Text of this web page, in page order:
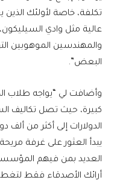
تكلفة، خاصة لأولئك
عالية مثل وادي
والمهندسين الموهوبين
البعض”.
وأضافت لي “يواجه طلاب
كبيرة، حيث تصل تكاليف
الدولارات إلى أكثر من
يبدأ العثور على غرفة
العديد بمن فيهم
أرائك الأصدقاء فقط